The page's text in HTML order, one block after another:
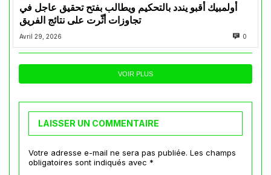
أولمبيك أقبو يندد بالتحكيم ويطالب بفتح تحقيق عاجل في
تجاوزات أثّرت على نتائج الفريق
Avril 29, 2026 0
VOIR PLUS
LAISSER UN COMMENTAIRE
Votre adresse e-mail ne sera pas publiée. Les champs
obligatoires sont indiqués avec *